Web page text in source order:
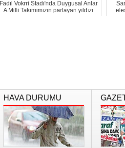
Fadıl Vokrri Stadı'nda Duygusal Anlar
A Milli Takımımızın parlayan yıldızı
HAVA DURUMU